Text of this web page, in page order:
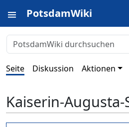
PotsdamWiki
Seite Diskussion Aktionen
Kaiserin-